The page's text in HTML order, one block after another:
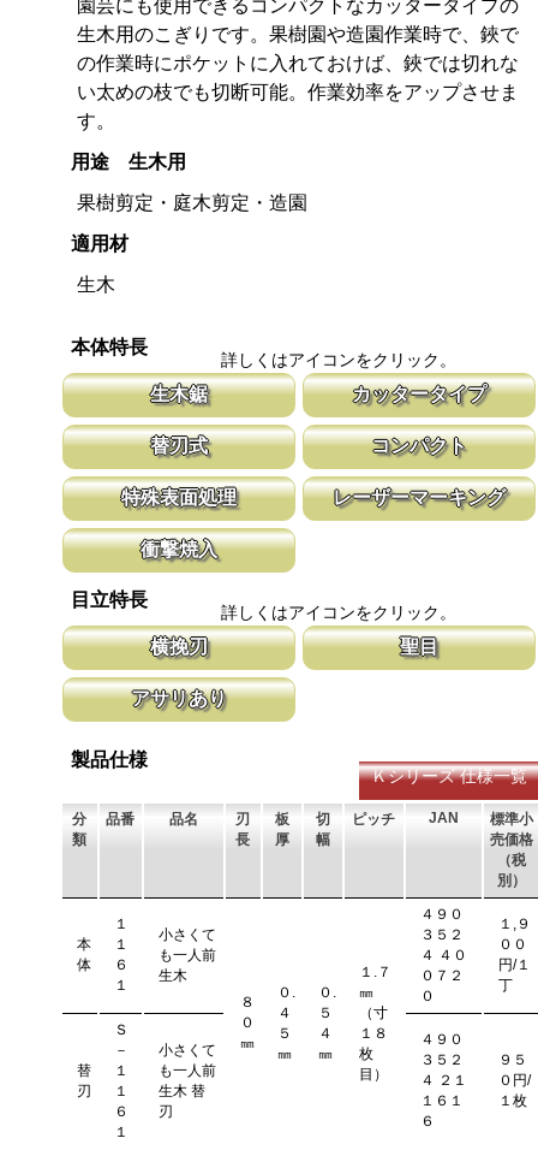
園芸にも使用できるコンパクトなカッタータイプの
生木用のこぎりです。果樹園や造園作業時で、鋏で
の作業時にポケットに入れておけば、鋏では切れな
い太めの枝でも切断可能。作業効率をアップさせま
す。
用途 生木用
果樹剪定・庭木剪定・造園
適用材
生木
本体特長
詳しくはアイコンをクリック。
生木鋸
生木鋸は伐採作業や造園に、山林の枝打ちには剪定鋸が、果樹園の
剪定作業には果樹鋸が適しています。
カッタータイプ
カッターナイフのグリップを使用した鋸で
大きな鋸を持ち歩くのは大変ですが、この
納可能。
替刃式
新しい鋸刃に取り替える事で、ご購入時の切れ味が復活します。
鋸刃のマーキング（右下）に替刃品番を明記しています。
コンパクト
１８０㎜以下で、道具箱にも収納できる使
げ作業に使いやすいサイズ。 ＤＩＹにも
特殊表面処理
鋸刃表面にメッキ処理をして、サビから鋸をまもっています。 サ
ビにより切断材料を汚す心配がありません。
レーザーマーキング
衝撃焼入
耐摩耗性に優れ、粘りのある刃に仕上がります。これが永切れする
目立特長
詳しくはアイコンをクリック。
横挽刃
木材の繊維をある一定の巾で連続して切り落とす仕組みになってい
ます。 横挽刃を縦挽に使用すると、けっして良好な切れ味は望め
ません。
聖目
アサリあり
まれないようにしています。 板厚より切幅は大きくなります。
製品仕様
Ｋシリーズ 仕様一覧
分
類
品番 品名
刃
長
板
厚
切
幅
ピッチ JAN
標準小
売価格
（税
別）
本
体
１
１
６
１
小さくて
も一人前
生木
８
０
㎜
０.
４
５
㎜
０.
５
４
㎜
１.７
㎜
（寸
１８
枚
目）
４９０
３５２
４ ４０
０７２
０
１,９
００
円/１
丁
替
刃
Ｓ
－
１
１
６
１
小さくて
も一人前
生木 替
刃
４９０
３５２
４ ２１
１６１
６
９５
０円/
１枚